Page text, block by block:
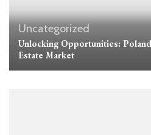
Uncategorized
Unlocking Opportunities:
Estate Market